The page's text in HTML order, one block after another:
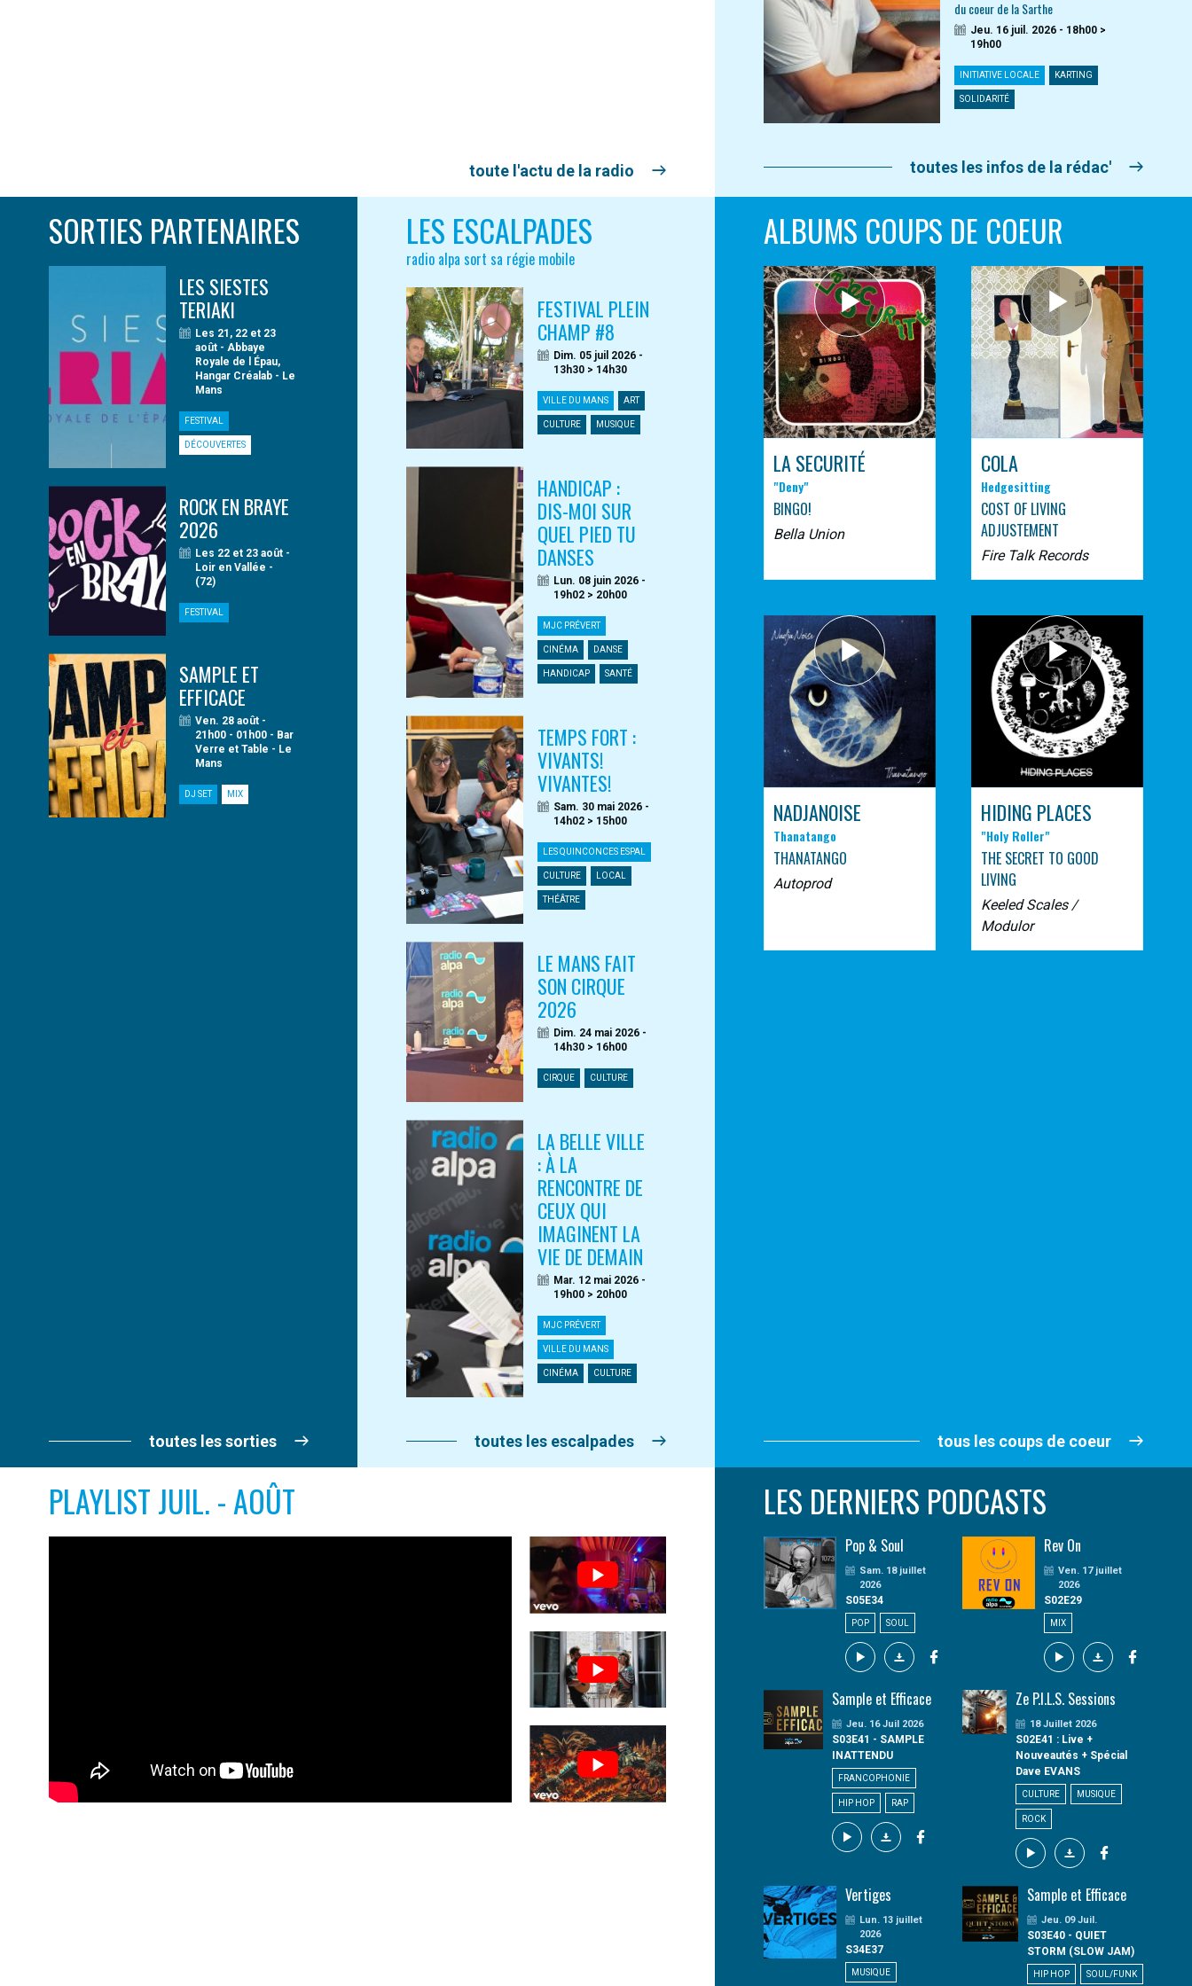
toute l'actu de la radio
du coeur de la Sarthe
Jeu. 16 juil. 2026 - 18h00 >
19h00
INITIATIVE LOCALE KARTING
SOLIDARITÉ
toutes les infos de la rédac'
SORTIES PARTENAIRES
LES SIESTES
TERIAKI
Les 21, 22 et 23
août - Abbaye
Royale de l Épau,
Hangar Créalab - Le
Mans
FESTIVAL
DÉCOUVERTES
ROCK EN BRAYE
2026
Les 22 et 23 août -
Loir en Vallée -
(72)
FESTIVAL
SAMPLE ET
EFFICACE
Ven. 28 août -
21h00 - 01h00 - Bar
Verre et Table - Le
Mans
DJ SET MIX
toutes les sorties
LES ESCALPADES
radio alpa sort sa régie mobile
FESTIVAL PLEIN
CHAMP #8
Dim. 05 juil 2026 -
13h30 > 14h30
VILLE DU MANS ART
CULTURE MUSIQUE
HANDICAP :
DIS-MOI SUR
QUEL PIED TU
DANSES
Lun. 08 juin 2026 -
19h02 > 20h00
MJC PRÉVERT
CINÉMA DANSE
HANDICAP SANTÉ
TEMPS FORT :
VIVANTS!
VIVANTES!
Sam. 30 mai 2026 -
14h02 > 15h00
LES QUINCONCES ESPAL
CULTURE LOCAL
THÉÂTRE
LE MANS FAIT
SON CIRQUE
2026
Dim. 24 mai 2026 -
14h30 > 16h00
CIRQUE CULTURE
LA BELLE VILLE
: À LA
RENCONTRE DE
CEUX QUI
IMAGINENT LA
VIE DE DEMAIN
Mar. 12 mai 2026 -
19h00 > 20h00
MJC PRÉVERT
VILLE DU MANS
CINÉMA CULTURE
toutes les escalpades
ALBUMS COUPS DE COEUR
LA SECURITÉ
"Deny"
BINGO!
Bella Union
COLA
Hedgesitting
COST OF LIVING
ADJUSTEMENT
Fire Talk Records
NADJANOISE
Thanatango
THANATANGO
Autoprod
HIDING PLACES
"Holy Roller"
THE SECRET TO GOOD
LIVING
Keeled Scales /
Modulor
tous les coups de coeur
PLAYLIST JUIL. - AOÛT LES DERNIERS PODCASTS
Pop & Soul
Sam. 18 juillet
2026
S05E34
POP SOUL
Rev On
Ven. 17 juillet
2026
S02E29
MIX
Sample et Efficace
Jeu. 16 Juil 2026
S03E41 - SAMPLE
INATTENDU
FRANCOPHONIE
HIP HOP RAP
Ze P.I.L.S. Sessions
18 Juillet 2026
S02E41 : Live +
Nouveautés + Spécial
Dave EVANS
CULTURE MUSIQUE
ROCK
Vertiges
Lun. 13 juillet
2026
S34E37
MUSIQUE
Sample et Efficace
Jeu. 09 Juil.
S03E40 - QUIET
STORM (SLOW JAM)
HIP HOP SOUL/FUNK